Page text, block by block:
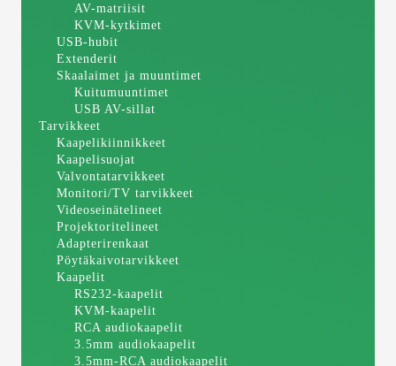
AV-matriisit
KVM-kytkimet
USB-hubit
Extenderit
Skaalaimet ja muuntimet
Kuitumuuntimet
USB AV-sillat
Tarvikkeet
Kaapelikiinnikkeet
Kaapelisuojat
Valvontatarvikkeet
Monitori/TV tarvikkeet
Videoseinätelineet
Projektoritelineet
Adapterirenkaat
Pöytäkaivotarvikkeet
Kaapelit
RS232-kaapelit
KVM-kaapelit
RCA audiokaapelit
3.5mm audiokaapelit
3.5mm-RCA audiokaapelit